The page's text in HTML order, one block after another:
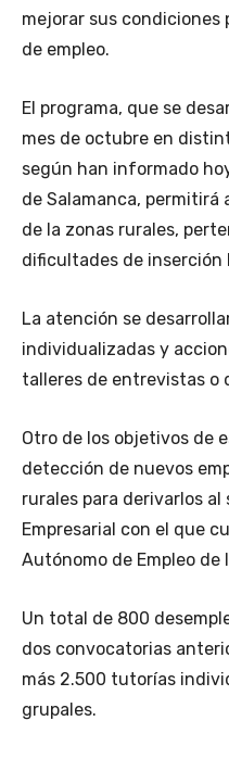
mejorar sus condiciones
de empleo.
El programa, que se
mes de octubre en
según han informado
de Salamanca, permitirá
de la zonas rurales,
dificultades de inserción
La atención se
individualizadas y
talleres de entrevistas o
Otro de los objetivos de
detección de nuevos
rurales para derivarlos
Empresarial con el que
Autónomo de Empleo de
Un total de 800
dos convocatorias
más 2.500 tutorías
grupales.